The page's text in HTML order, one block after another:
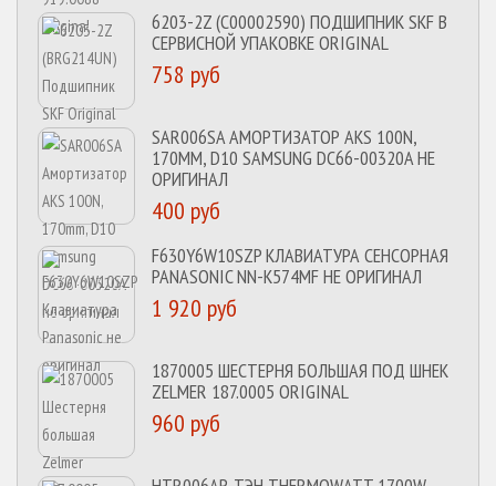
6203-2Z (C00002590) ПОДШИПНИК SKF В
СЕРВИСНОЙ УПАКОВКЕ ORIGINAL
758 руб
SAR006SA АМОРТИЗАТОР AKS 100N,
170MM, D10 SAMSUNG DC66-00320A НЕ
ОРИГИНАЛ
400 руб
F630Y6W10SZP КЛАВИАТУРА СЕНСОРНАЯ
PANASONIC NN-K574MF НЕ ОРИГИНАЛ
1 920 руб
1870005 ШЕСТЕРНЯ БОЛЬШАЯ ПОД ШНЕК
ZELMER 187.0005 ORIGINAL
960 руб